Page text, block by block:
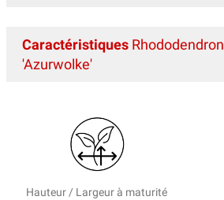
Caractéristiques Rhododendron
'Azurwolke'
Hauteur / Largeur à maturité